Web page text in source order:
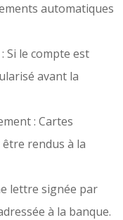
automatiques
Si le compte est
avant la
: Cartes
rendus à la
lettre signée par
à la banque.